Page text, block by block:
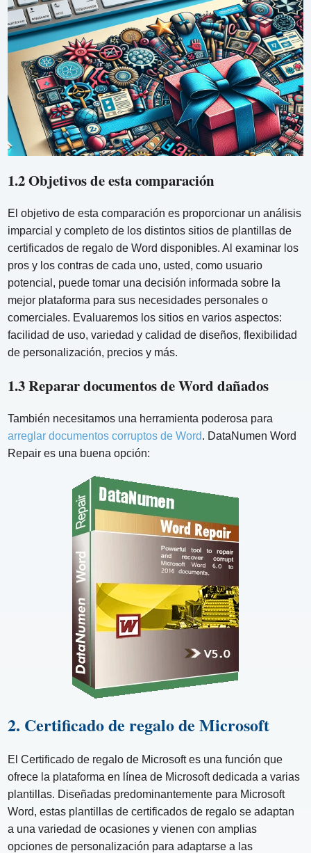
1.2 Objetivos de esta comparación
El objetivo de esta comparación es proporcionar un análisis
imparcial y completo de los distintos sitios de plantillas de
certificados de regalo de Word disponibles. Al examinar los
pros y los contras de cada uno, usted, como usuario
potencial, puede tomar una decisión informada sobre la
mejor plataforma para sus necesidades personales o
comerciales. Evaluaremos los sitios en varios aspectos:
facilidad de uso, variedad y calidad de diseños, flexibilidad
de personalización, precios y más.
1.3 Reparar documentos de Word dañados
También necesitamos una herramienta poderosa para
arreglar documentos corruptos de Word. DataNumen Word
Repair es una buena opción:
2. Certificado de regalo de Microsoft
El Certificado de regalo de Microsoft es una función que
ofrece la plataforma en línea de Microsoft dedicada a varias
plantillas. Diseñadas predominantemente para Microsoft
Word, estas plantillas de certificados de regalo se adaptan
a una variedad de ocasiones y vienen con amplias
opciones de personalización para adaptarse a las